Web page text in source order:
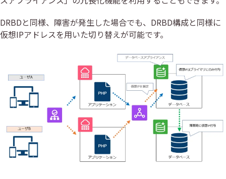
DRBDと同様、障害が発生した場合でも、DRBD構成と同様に
仮想IPアドレスを用いた切り替えが可能です。